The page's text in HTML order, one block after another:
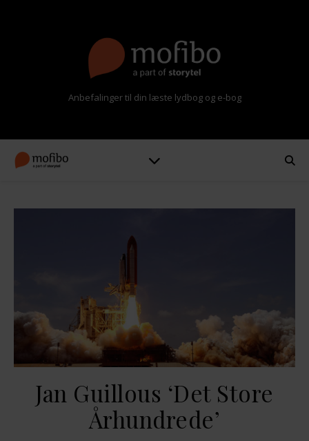
Anbefalinger til din læste lydbog og e-bog
Jan Guillous ‘Det Store
Århundrede’